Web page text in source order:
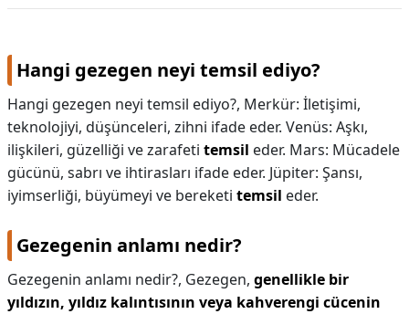
HAMİLELİK
KAPLICALAR
İLETİŞİM
Hangi gezegen neyi temsil ediyo?
Hangi gezegen neyi temsil ediyo?, Merkür: İletişimi,
teknolojiyi, düşünceleri, zihni ifade eder. Venüs: Aşkı,
ilişkileri, güzelliği ve zarafeti temsil eder. Mars: Mücadele
gücünü, sabrı ve ihtirasları ifade eder. Jüpiter: Şansı,
iyimserliği, büyümeyi ve bereketi temsil eder.
Gezegenin anlamı nedir?
Gezegenin anlamı nedir?, Gezegen, genellikle bir
yıldızın, yıldız kalıntısının veya kahverengi cücenin